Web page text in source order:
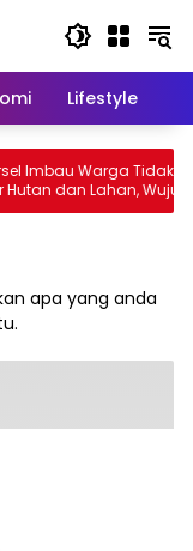
Lifestyle
Imbau Warga Tidak
dan Lahan,
Bebas Kabut Asap
apa yang anda